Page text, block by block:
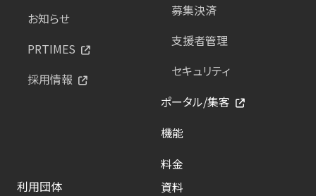
お知らせ
PRTIMES
採用情報
募集決済
支援者管理
セキュリティ
ポータル/集客
機能
料金
利用団体
資料